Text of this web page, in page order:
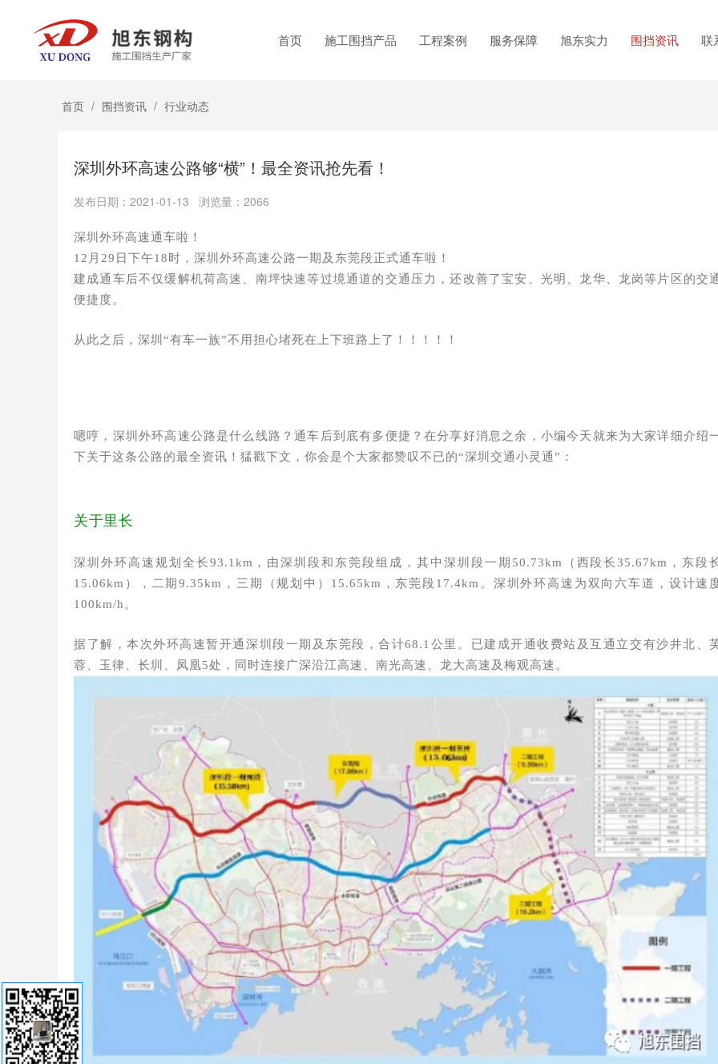
首页 施工围挡产品 工程案例 服务保障 旭东实力 围挡资讯 联
首页 / 围挡资讯 / 行业动态
深圳外环高速公路够“横”！最全资讯抢先看！
发布日期：2021-01-13 浏览量：2066
深圳外环高速通车啦！
12月29日下午18时，深圳外环高速公路一期及东莞段正式通车啦！
建成通车后不仅缓解机荷高速、南坪快速等过境通道的交通压力，还改善了宝安、光明、龙华、龙岗等片区的交
便捷度。
从此之后，深圳“有车一族”不用担心堵死在上下班路上了！！！！！
嗯哼，深圳外环高速公路是什么线路？通车后到底有多便捷？在分享好消息之余，小编今天就来为大家详细介绍
下关于这条公路的最全资讯！猛戳下文，你会是个大家都赞叹不已的“深圳交通小灵通”：
关于里长
深圳外环高速规划全长93.1km，由深圳段和东莞段组成，其中深圳段一期50.73km（西段长35.67km，东段
15.06km），二期9.35km，三期（规划中）15.65km，东莞段17.4km。深圳外环高速为双向六车道，设计速
100km/h。
据了解，本次外环高速暂开通深圳段一期及东莞段，合计68.1公里。已建成开通收费站及互通立交有沙井北、
蓉、玉律、长圳、凤凰5处，同时连接广深沿江高速、南光高速、龙大高速及梅观高速。